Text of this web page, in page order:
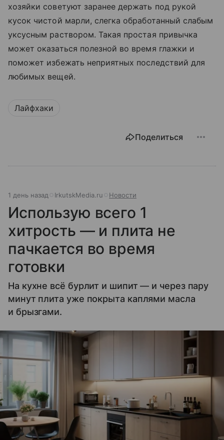
хозяйки советуют заранее держать под рукой
кусок чистой марли, слегка обработанный слабым
уксусным раствором. Такая простая привычка
может оказаться полезной во время глажки и
поможет избежать неприятных последствий для
любимых вещей.
Лайфхаки
Поделиться
1 день назад IrkutskMedia.ru Новости
Использую всего 1
хитрость — и плита не
пачкается во время
готовки
На кухне всё бурлит и шипит — и через пару
минут плита уже покрыта каплями масла
и брызгами.